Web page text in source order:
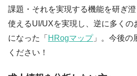
課題・それを実現する機能を研ぎ
使えるUI/UXを実現し、逆に多くの
になった「 HRogマップ」。今後の
ください！